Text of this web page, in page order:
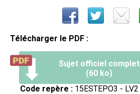
Télécharger le PDF :
Sujet officiel complet
(60 ko)
Code repère : 15ESTEPO3 - LV2